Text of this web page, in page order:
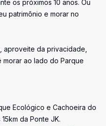
os próximos 10 anos. Ou
patrimônio e morar no
aproveite da privacidade,
ao lado do Parque
Ecológico e Cachoeira do
da Ponte JK.